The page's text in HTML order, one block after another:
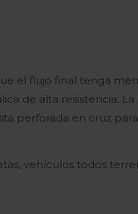
el flujo final tenga
de alta resistencia.
perforada en cruz
vehículos todos